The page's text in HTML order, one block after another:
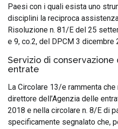
Paesi con i quali esista uno
disciplini la reciproca
Risoluzione n. 81/E del 25
e 9, co.2, del DPCM 3 dicembre
Servizio di conservazione
entrate
La Circolare 13/e rammenta
direttore dell’Agenzia delle
2018 e nella circolare n. 8/E di
specificamente segnalato che,